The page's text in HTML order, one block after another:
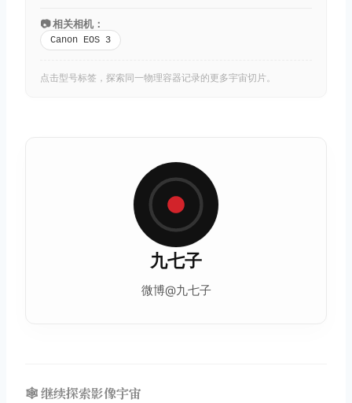
📷 相关相机：
Canon EOS 3
点击型号标签，探索同一物理容器记录的更多宇宙切片。
九七子
微博@九七子
🕸️ 继续探索影像宇宙